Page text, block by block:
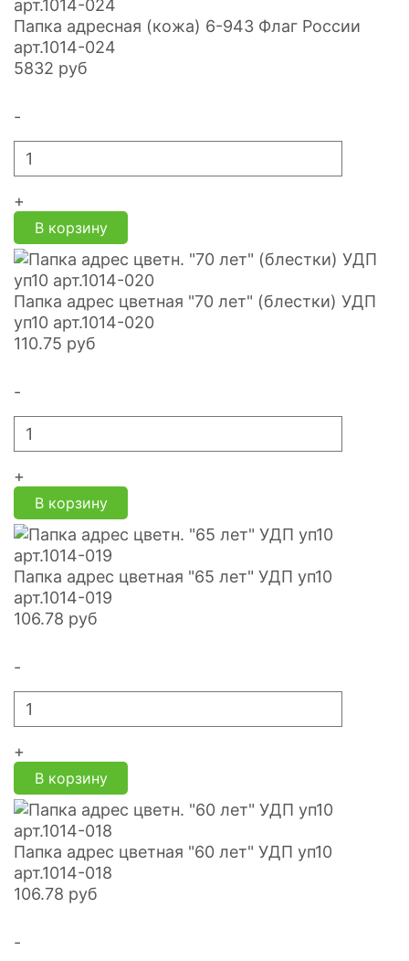
Папка адресная (кожа) 6-943 Флаг России
арт.1014-024
5832 руб
-
+
В корзину
Папка адрес цветная "70 лет" (блестки) УДП
уп10 арт.1014-020
110.75 руб
-
+
В корзину
Папка адрес цветная "65 лет" УДП уп10
арт.1014-019
106.78 руб
-
+
В корзину
Папка адрес цветная "60 лет" УДП уп10
арт.1014-018
106.78 руб
-